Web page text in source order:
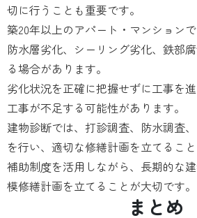
切に行うことも重要です。
築20年以上のアパート・マンションで
防水層劣化、シーリング劣化、鉄部
る場合があります。
劣化状況を正確に把握せずに工事を
工事が不足する可能性があります。
建物診断では、打診調査、防水調査
を行い、適切な修繕計画を立てること
補助制度を活用しながら、長期的な
模修繕計画を立てることが大切です。
まとめ